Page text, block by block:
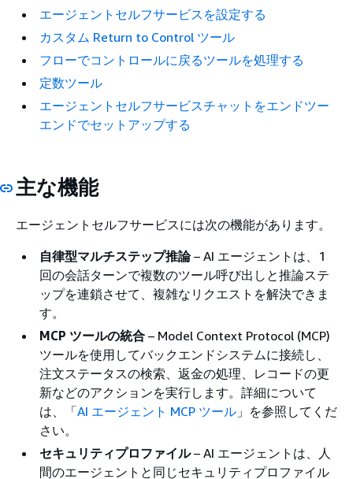
エージェントセルフサービスを設定する
カスタム Return to Control ツール
フローでコントロールに戻るツールを処理する
定数ツール
エージェントセルフサービスチャットをエンドツー
エンドでセットアップする
主な機能
エージェントセルフサービスには次の機能があります。
自律型マルチステップ推論– AI エージェントは、1
回の会話ターンで複数のツール呼び出しと推論ステ
ップを連鎖させて、複雑なリクエストを解決できま
す。
MCP ツールの統合 – Model Context Protocol (MCP)
ツールを使用してバックエンドシステムに接続し、
注文ステータスの検索、返金の処理、レコードの更
新などのアクションを実行します。詳細について
は、「AI エージェント MCP ツール 」を参照してくだ
さい。
セキュリティプロファイル– AI エージェントは、人
間のエージェントと同じセキュリティプロファイル